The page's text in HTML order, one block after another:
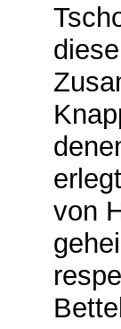
von